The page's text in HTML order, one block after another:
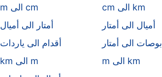
m الى cm cm الى km
أمتار الى أميال أميال الى أمتار
أقدام الى ياردات بوصات الى أمتار
km الى m m الى km